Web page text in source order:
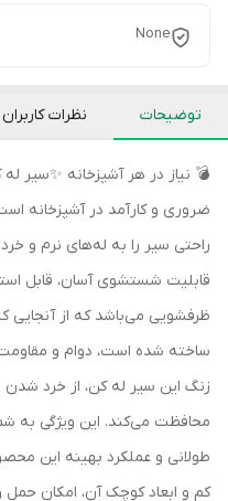
None
توضیحات نظرات کاربران
💣 نیاز در هر آشپزخانه ✨سیر
ضروری و کارآمد در آشپزخانه
راحتی سیر را به له‌های نرم و
قابلیت شستشوی آسان، قابل
ظرفشویی می‌باشد که از
ساخته شده است، دوام و
زنگ این سیر له کن، از خرد
محافظت می‌کند. این ویژگی به
طولانی و عملکرد بهینه این
کم و ابعاد کوچک آن، امکان